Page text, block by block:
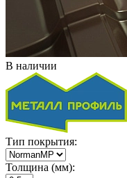
В наличии
Тип покрытия:
Толщина (мм):